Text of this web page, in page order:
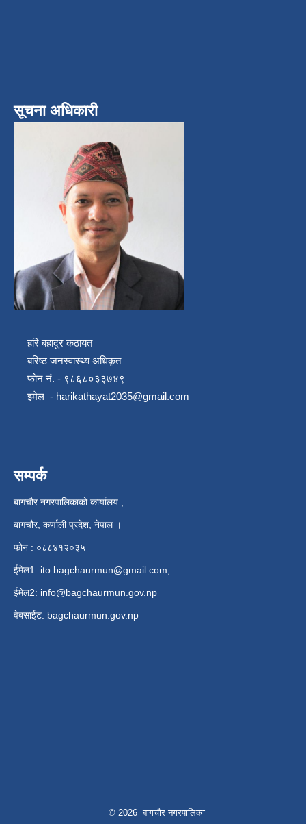
सूचना अधिकारी
हरि बहादुर कठायत
बरिष्ठ जनस्वास्थ्य अधिकृत
फोन नं. - ९८६८०३३७४९
इमेल - harikathayat2035@gmail.com
सम्पर्क
बागचौर नगरपालिकाको कार्यालय ,
बागचौर, कर्णाली प्रदेश, नेपाल ।
फोन : ०८८४१२०३५
ईमेल1: ito.bagchaurmun@gmail.com
ईमेल2: info@bagchaurmun.gov.np
वे‍बसाईट: bagchaurmun.gov.np
© 2026 बागचौर नगरपालिका